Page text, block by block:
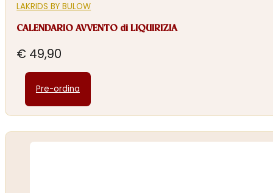
LAKRIDS BY BULOW
CALENDARIO AVVENTO di LIQUIRIZIA
€ 49,90
Pre-ordina